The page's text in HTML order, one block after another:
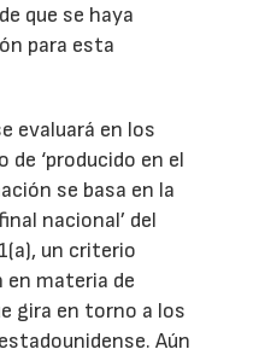
que se haya
para esta
evaluará en los
‘producido en el
se basa en la
nacional’ del
un criterio
en materia de
gira en torno a los
Aún